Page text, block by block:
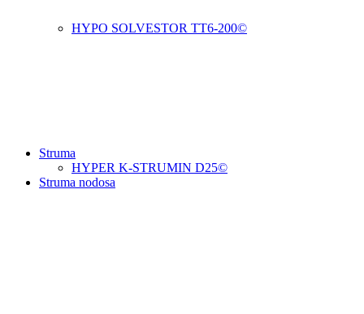
HYPO SOLVESTOR TT6-200©
Struma
HYPER K-STRUMIN D25©
Struma nodosa